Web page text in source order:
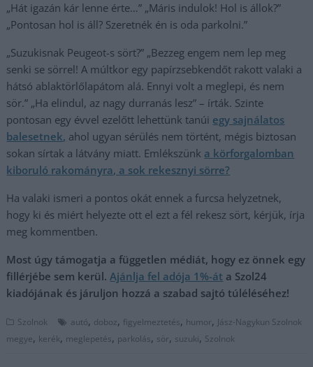
„Hát igazán kár lenne érte…” „Máris indulok! Hol is állok?”
„Pontosan hol is áll? Szeretnék én is oda parkolni.”
„Suzukisnak Peugeot-s sört?” „Bezzeg engem nem lep meg
senki se sörrel! A múltkor egy papírzsebkendőt rakott valaki a
hátsó ablaktörlőlapátom alá. Ennyi volt a meglepi, és nem
sör.” „Ha elindul, az nagy durranás lesz” – írták. Szinte
pontosan egy évvel ezelőtt lehettünk tanúi egy sajnálatos
balesetnek, ahol ugyan sérülés nem történt, mégis biztosan
sokan sírtak a látvány miatt. Emlékszünk a körforgalomban
kiboruló rakományra, a sok rekesznyi sörre?
Ha valaki ismeri a pontos okát ennek a furcsa helyzetnek,
hogy ki és miért helyezte ott el ezt a fél rekesz sört, kérjük, írja
meg kommentben.
Most úgy támogatja a független médiát, hogy ez önnek egy
fillérjébe sem kerül.Ajánlja fel adója 1%-át a Szol24
kiadójának és járuljon hozzá a szabad sajtó túléléséhez!
Szolnok autó, doboz, figyelmeztetés, humor, Jász-Nagykun Szolnok
megye, kerék, meglepetés, parkolás, sör, suzuki, Szolnok